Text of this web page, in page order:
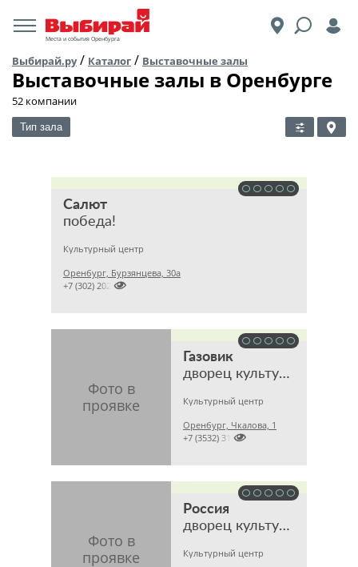
Места и события Оренбурга
Выбирай.ру/ Каталог / Выставочные залы
Выставочные залы в Оренбурге
52 компании
Тип зала
Салют
победа!
Культурный центр
Оренбург, Бурзянцева, 30а

+7 (302) 202
Газовик
дворец культуры и спорта
Культурный центр
Оренбург, Чкалова, 1

+7 (3532) 317400
Россия
дворец культуры
Культурный центр